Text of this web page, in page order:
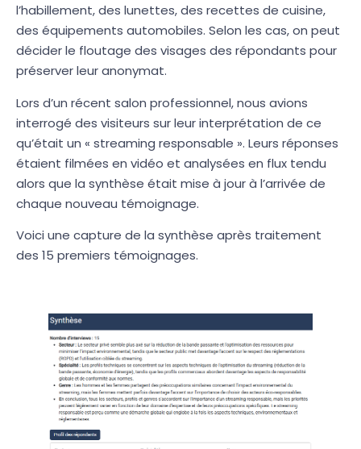
l’habillement, des lunettes, des recettes de cuisine,
des équipements automobiles. Selon les cas, on peut
décider le floutage des visages des répondants pour
préserver leur anonymat.
Lors d’un récent salon professionnel, nous avions
interrogé des visiteurs sur leur interprétation de ce
qu’était un « streaming responsable ». Leurs réponses
étaient filmées en vidéo et analysées en flux tendu
alors que la synthèse était mise à jour à l’arrivée de
chaque nouveau témoignage.
Voici une capture de la synthèse après traitement
des 15 premiers témoignages.